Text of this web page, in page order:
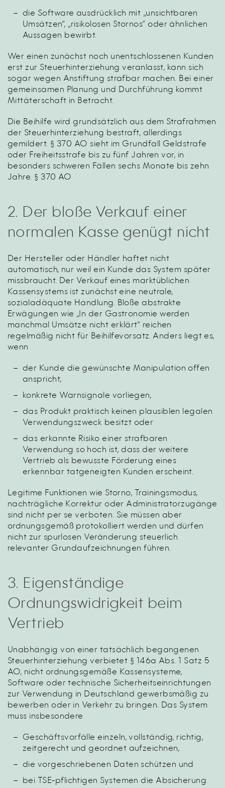
die Software ausdrücklich mit „unsichtbaren
Umsätzen“, „risikolosen Stornos“ oder ähnlichen
Aussagen bewirbt.
Wer einen zunächst noch unentschlossenen Kunden
erst zur Steuerhinterziehung veranlasst, kann sich
sogar wegen Anstiftung strafbar machen. Bei einer
gemeinsamen Planung und Durchführung kommt
Mittäterschaft in Betracht.
Die Beihilfe wird grundsätzlich aus dem Strafrahmen
der Steuerhinterziehung bestraft, allerdings
gemildert. § 370 AO sieht im Grundfall Geldstrafe
oder Freiheitsstrafe bis zu fünf Jahren vor, in
besonders schweren Fällen sechs Monate bis zehn
Jahre. § 370 AO
2. Der bloße Verkauf einer
normalen Kasse genügt nicht
Der Hersteller oder Händler haftet nicht
automatisch, nur weil ein Kunde das System später
missbraucht. Der Verkauf eines marktüblichen
Kassensystems ist zunächst eine neutrale,
sozialadäquate Handlung. Bloße abstrakte
Erwägungen wie „In der Gastronomie werden
manchmal Umsätze nicht erklärt“ reichen
regelmäßig nicht für Beihilfevorsatz. Anders liegt es,
wenn
der Kunde die gewünschte Manipulation offen
anspricht,
konkrete Warnsignale vorliegen,
das Produkt praktisch keinen plausiblen legalen
Verwendungszweck besitzt oder
das erkannte Risiko einer strafbaren
Verwendung so hoch ist, dass der weitere
Vertrieb als bewusste Förderung eines
erkennbar tatgeneigten Kunden erscheint.
Legitime Funktionen wie Storno, Trainingsmodus,
nachträgliche Korrektur oder Administratorzugänge
sind nicht per se verboten. Sie müssen aber
ordnungsgemäß protokolliert werden und dürfen
nicht zur spurlosen Veränderung steuerlich
relevanter Grundaufzeichnungen führen.
3. Eigenständige
Ordnungswidrigkeit beim
Vertrieb
Unabhängig von einer tatsächlich begangenen
Steuerhinterziehung verbietet § 146a Abs. 1 Satz 5
AO, nicht ordnungsgemäße Kassensysteme,
Software oder technische Sicherheitseinrichtungen
zur Verwendung in Deutschland gewerbsmäßig zu
bewerben oder in Verkehr zu bringen. Das System
muss insbesondere
Geschäftsvorfälle einzeln, vollständig, richtig,
zeitgerecht und geordnet aufzeichnen,
die vorgeschriebenen Daten schützen und
bei TSE-pflichtigen Systemen die Absicherung